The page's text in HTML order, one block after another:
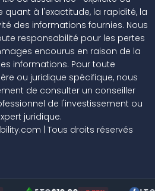
à l'exactitude, la rapidité, la
des informations fournies. Nous
responsabilité pour les pertes
encourus en raison de la
informations. Pour toute
ou juridique spécifique, nous
de consulter un conseiller
de l'investissement ou
juridique.
| Tous droits réservés